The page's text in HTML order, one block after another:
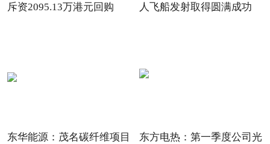
斥资2095.13万港元回购
人飞船发射取得圆满成功
东华能源：茂名碳纤维项目
东方电热：第一季度公司光